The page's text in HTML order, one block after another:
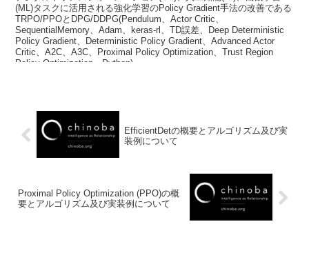
(ML)タスクに活用される強化学習のPolicy Gradient手法の改善である
TRPO/PPOとDPG/DDPG(Pendulum、Actor Critic、
SequentialMemory、Adam、keras-rl、TD誤差、Deep Deterministic
Policy Gradient、Deterministic Policy Gradient、Advanced Actor
Critic、A2C、A3C、Proximal Policy Optimization、Trust Region
Policy Optimization、Python)
EfficientDetの概要とアルゴリズム及び実
装例について
Proximal Policy Optimization (PPO)の概
要とアルゴリズム及び実装例について